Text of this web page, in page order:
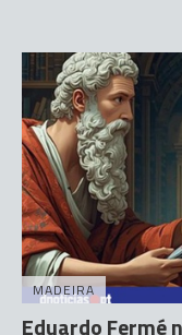
MADEIRA
Eduardo Fermé